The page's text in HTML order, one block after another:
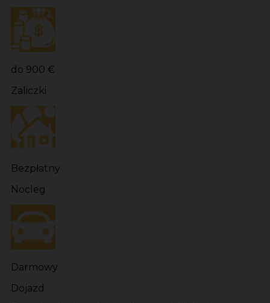
do 900 €
Zaliczki
Bezpłatny
Nocleg
Darmowy
Dojazd